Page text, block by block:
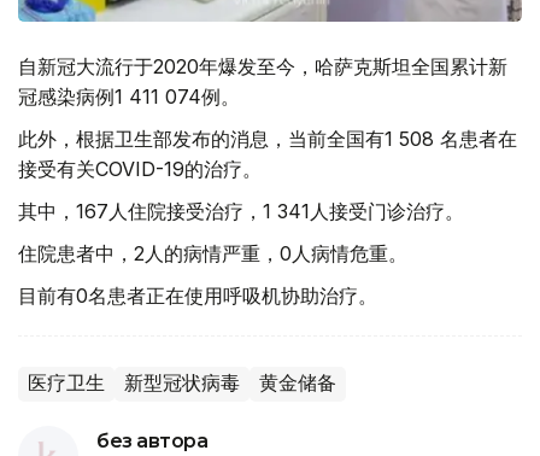
自新冠大流行于2020年爆发至今，哈萨克斯坦全国累计新
冠感染病例1 411 074例。
此外，根据卫生部发布的消息，当前全国有1 508 名患者在
接受有关COVID-19的治疗。
其中，167人住院接受治疗，1 341人接受门诊治疗。
住院患者中，2人的病情严重，0人病情危重。
目前有0名患者正在使用呼吸机协助治疗。
医疗卫生 新型冠状病毒 黄金储备
без автора